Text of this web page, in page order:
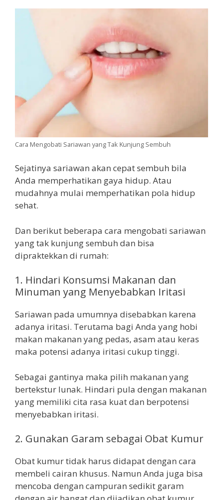
Cara Mengobati Sariawan yang Tak Kunjung Sembuh
Sejatinya sariawan akan cepat sembuh bila
Anda memperhatikan gaya hidup. Atau
mudahnya mulai memperhatikan pola hidup
sehat.
Dan berikut beberapa cara mengobati sariawan
yang tak kunjung sembuh dan bisa
dipraktekkan di rumah:
1. Hindari Konsumsi Makanan dan
Minuman yang Menyebabkan Iritasi
Sariawan pada umumnya disebabkan karena
adanya iritasi. Terutama bagi Anda yang hobi
makan makanan yang pedas, asam atau keras
maka potensi adanya iritasi cukup tinggi.
Sebagai gantinya maka pilih makanan yang
bertekstur lunak. Hindari pula dengan makanan
yang memiliki cita rasa kuat dan berpotensi
menyebabkan iritasi.
2. Gunakan Garam sebagai Obat Kumur
Obat kumur tidak harus didapat dengan cara
membeli cairan khusus. Namun Anda juga bisa
mencoba dengan campuran sedikit garam